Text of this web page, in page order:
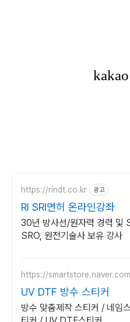
https://rindt.co.kr 광고
RI SRI면허 온라인강좌
30년 방사선/원자력 경력 및
SRO, 원전기술사 보유 강사
https://
UV DTF 방수 스티커
방수 맞춤제작 스티커 / 네임